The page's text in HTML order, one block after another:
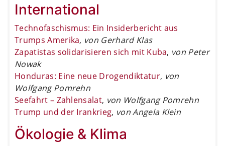
International
Technofaschismus: Ein Insiderbericht aus
Trumps Amerika, von Gerhard Klas
Zapatistas solidarisieren sich mit Kuba, von Peter
Nowak
Honduras: Eine neue Drogendiktatur, von
Wolfgang Pomrehn
Seefahrt – Zahlensalat, von Wolfgang Pomrehn
Trump und der Irankrieg, von Angela Klein
Ökologie & Klima